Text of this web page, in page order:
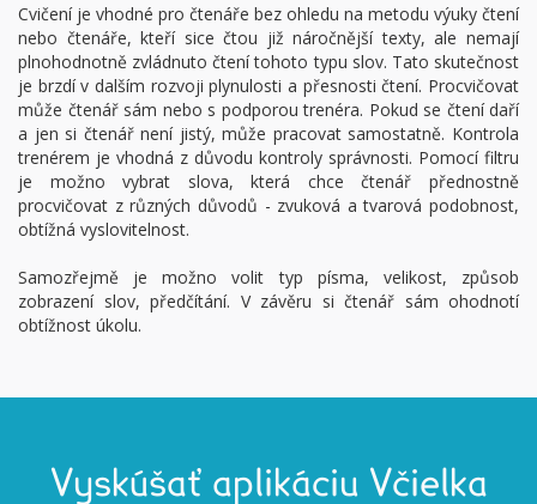
Cvičení je vhodné pro čtenáře bez ohledu na metodu výuky čtení
nebo čtenáře, kteří sice čtou již náročnější texty, ale nemají
plnohodnotně zvládnuto čtení tohoto typu slov. Tato skutečnost
je brzdí v dalším rozvoji plynulosti a přesnosti čtení. Procvičovat
může čtenář sám nebo s podporou trenéra. Pokud se čtení daří
a jen si čtenář není jistý, může pracovat samostatně. Kontrola
trenérem je vhodná z důvodu kontroly správnosti. Pomocí filtru
je možno vybrat slova, která chce čtenář přednostně
procvičovat z různých důvodů - zvuková a tvarová podobnost,
obtížná vyslovitelnost.
Samozřejmě je možno volit typ písma, velikost, způsob
zobrazení slov, předčítání. V závěru si čtenář sám ohodnotí
obtížnost úkolu.
Vyskúšať aplikáciu Včielka